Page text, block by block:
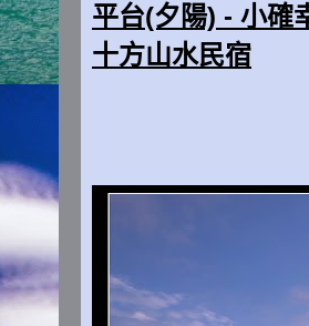
平台(夕陽) - 小確
十方山水民宿